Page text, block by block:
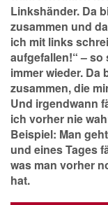
Linkshänder. Da
zusammen und
ich mit links
aufgefallen!“ –
immer wieder. Da
zusammen, die
Und irgendwann
ich vorher nie
Beispiel: Man
und eines Tages
was man vorher
hat.